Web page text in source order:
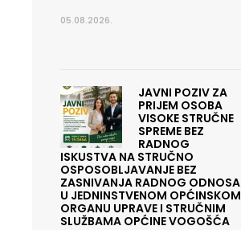
05.08.2026.
JAVNI POZIV ZA
PRIJEM OSOBA
VISOKE STRUČNE
SPREME BEZ
RADNOG
ISKUSTVA NA STRUČNO
OSPOSOBLJAVANJE BEZ
ZASNIVANJA RADNOG ODNOSA
U JEDNINSTVENOM OPĆINSKOM
ORGANU UPRAVE I STRUČNIM
SLUŽBAMA OPĆINE VOGOŠĆA